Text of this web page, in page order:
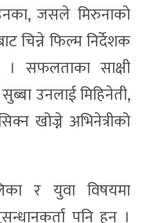
जसले मिरुनाको
चिन्ने फिल्म निर्देशक
। सफलताका साक्षी
उनलाई मिहिनेती,
खोज्ने अभिनेत्रीको
र युवा विषयमा
पनि हुन् ।